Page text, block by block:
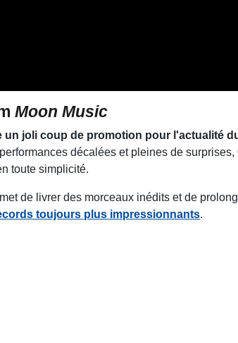
Moon Music
un joli coup de promotion pour l'actualité
décalées et pleines de surprises,
toute simplicité.
de livrer des morceaux inédits et de
toujours plus impressionnants.